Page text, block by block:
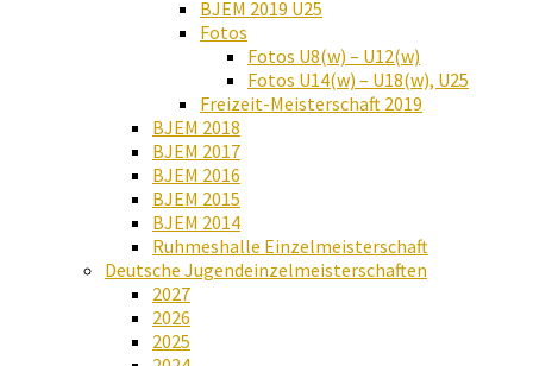
BJEM 2019 U25
Fotos
Fotos U8(w) – U12(w)
Fotos U14(w) – U18(w), U25
Freizeit-Meisterschaft 2019
BJEM 2018
BJEM 2017
BJEM 2016
BJEM 2015
BJEM 2014
Ruhmeshalle Einzelmeisterschaft
Deutsche Jugendeinzelmeisterschaften
2027
2026
2025